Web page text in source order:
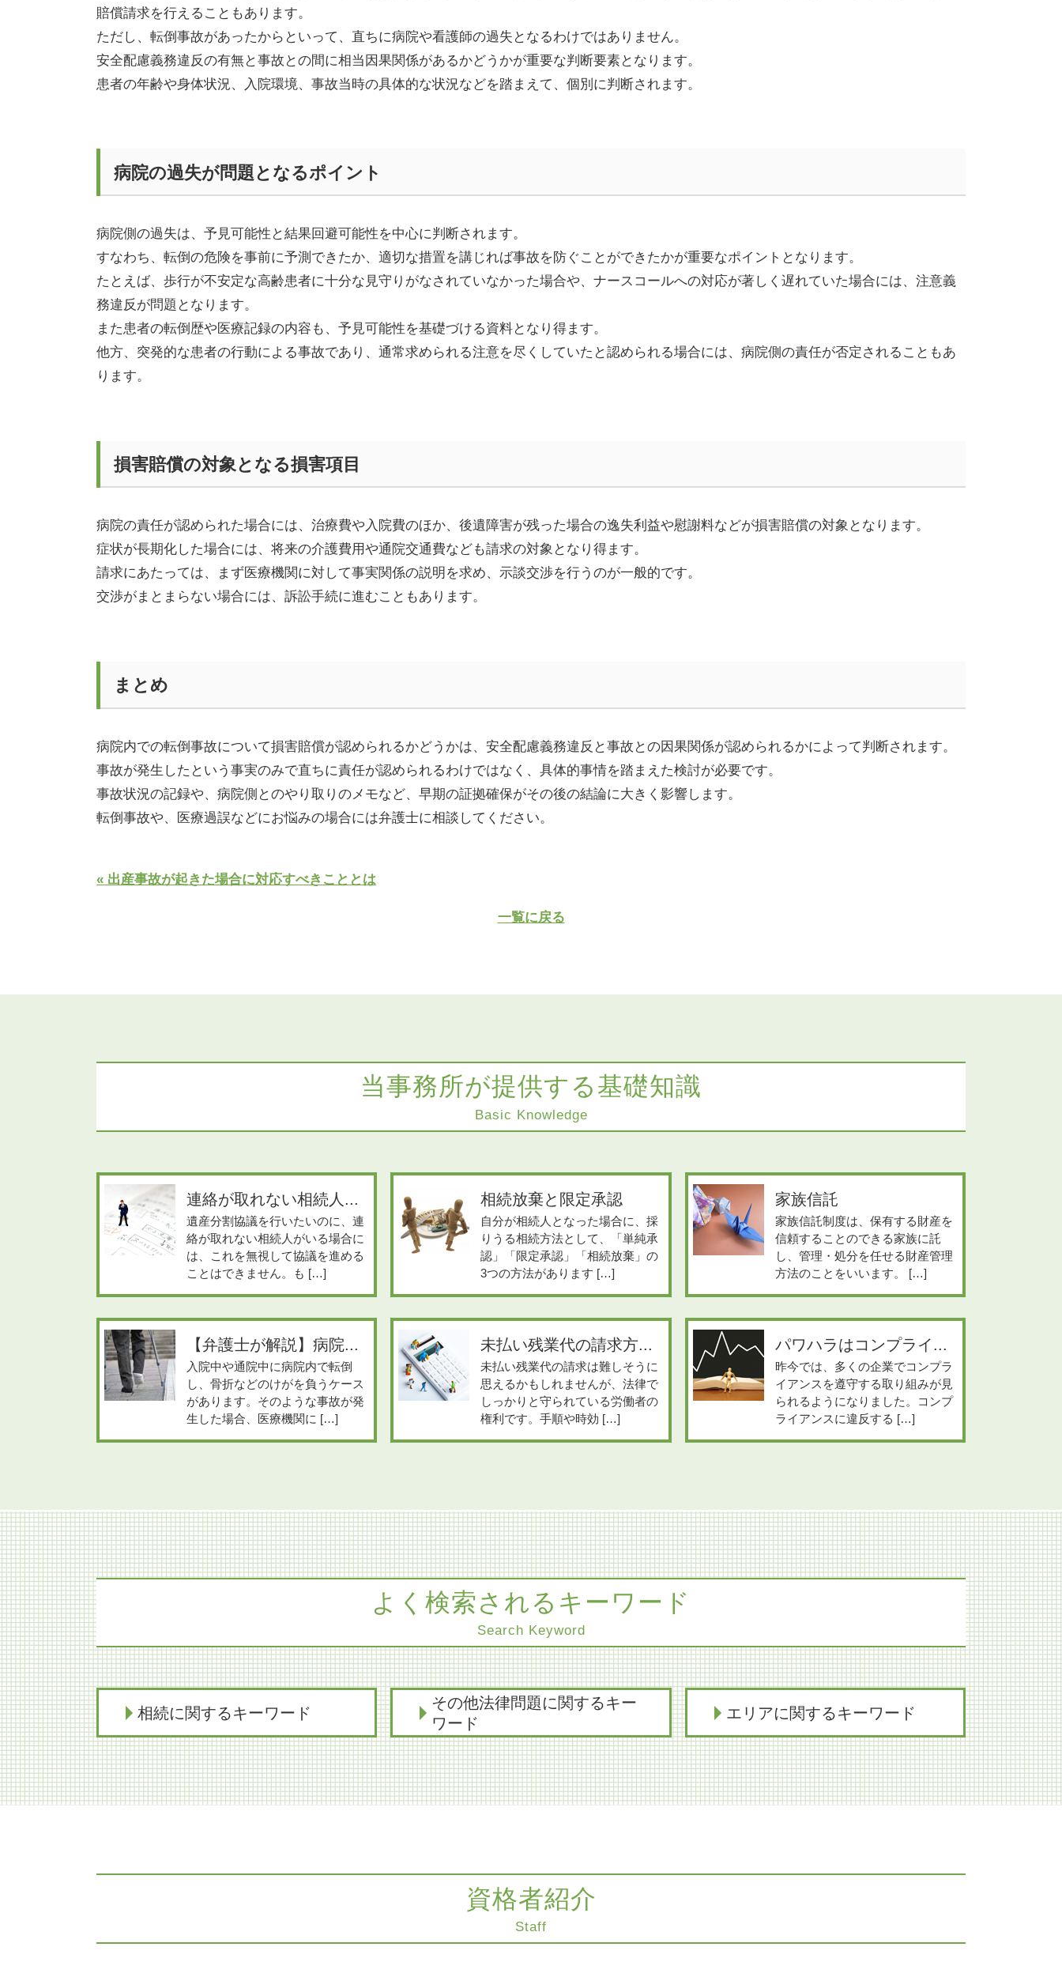
賠償請求を行えることもあります。
ただし、転倒事故があったからといって、直ちに病院や看護師の過失となるわけではありません。
安全配慮義務違反の有無と事故との間に相当因果関係があるかどうかが重要な判断要素となります。
患者の年齢や身体状況、入院環境、事故当時の具体的な状況などを踏まえて、個別に判断されます。
病院の過失が問題となるポイント
病院側の過失は、予見可能性と結果回避可能性を中心に判断されます。
すなわち、転倒の危険を事前に予測できたか、適切な措置を講じれば事故を防ぐことができたかが重要なポイントとなります。
たとえば、歩行が不安定な高齢患者に十分な見守りがなされていなかった場合や、ナースコールへの対応が著しく遅れていた場合には、注意義
務違反が問題となります。
また患者の転倒歴や医療記録の内容も、予見可能性を基礎づける資料となり得ます。
他方、突発的な患者の行動による事故であり、通常求められる注意を尽くしていたと認められる場合には、病院側の責任が否定されることもあ
ります。
損害賠償の対象となる損害項目
病院の責任が認められた場合には、治療費や入院費のほか、後遺障害が残った場合の逸失利益や慰謝料などが損害賠償の対象となります。
症状が長期化した場合には、将来の介護費用や通院交通費なども請求の対象となり得ます。
請求にあたっては、まず医療機関に対して事実関係の説明を求め、示談交渉を行うのが一般的です。
交渉がまとまらない場合には、訴訟手続に進むこともあります。
まとめ
病院内での転倒事故について損害賠償が認められるかどうかは、安全配慮義務違反と事故との因果関係が認められるかによって判断されます。
事故が発生したという事実のみで直ちに責任が認められるわけではなく、具体的事情を踏まえた検討が必要です。
事故状況の記録や、病院側とのやり取りのメモなど、早期の証拠確保がその後の結論に大きく影響します。
転倒事故や、医療過誤などにお悩みの場合には弁護士に相談してください。
« 出産事故が起きた場合に対応すべきこととは
一覧に戻る
当事務所が提供する基礎知識
Basic Knowledge
連絡が取れない相続人...
遺産分割協議を行いたいのに、連
絡が取れない相続人がいる場合に
は、これを無視して協議を進める
ことはできません。も […]
相続放棄と限定承認
自分が相続人となった場合に、採
りうる相続方法として、「単純承
認」「限定承認」「相続放棄」の
3つの方法があります […]
家族信託
家族信託制度は、保有する財産を
信頼することのできる家族に託
し、管理・処分を任せる財産管理
方法のことをいいます。 […]
【弁護士が解説】病院...
入院中や通院中に病院内で転倒
し、骨折などのけがを負うケース
があります。そのような事故が発
生した場合、医療機関に […]
未払い残業代の請求方...
未払い残業代の請求は難しそうに
思えるかもしれませんが、法律で
しっかりと守られている労働者の
権利です。手順や時効 […]
パワハラはコンプライ...
昨今では、多くの企業でコンプラ
イアンスを遵守する取り組みが見
られるようになりました。コンプ
ライアンスに違反する […]
よく検索されるキーワード
Search Keyword
相続に関するキーワード
相続放棄 弁護士
限定承認 弁済 相続人
家族信託 認知症
その他法律問題に関するキー
ワード
医療過誤 刑事責任
医療過誤 時効 5年
レーシック 失敗 どうなる
不動産 トラブル
医療過誤 時効 債務不履行
残業代 未払い 時効
エリアに関するキーワード
M&A 神戸市 弁護士
事業承継 大阪市 弁護士
医療過誤 奈良市 弁護士
資格者紹介
Staff